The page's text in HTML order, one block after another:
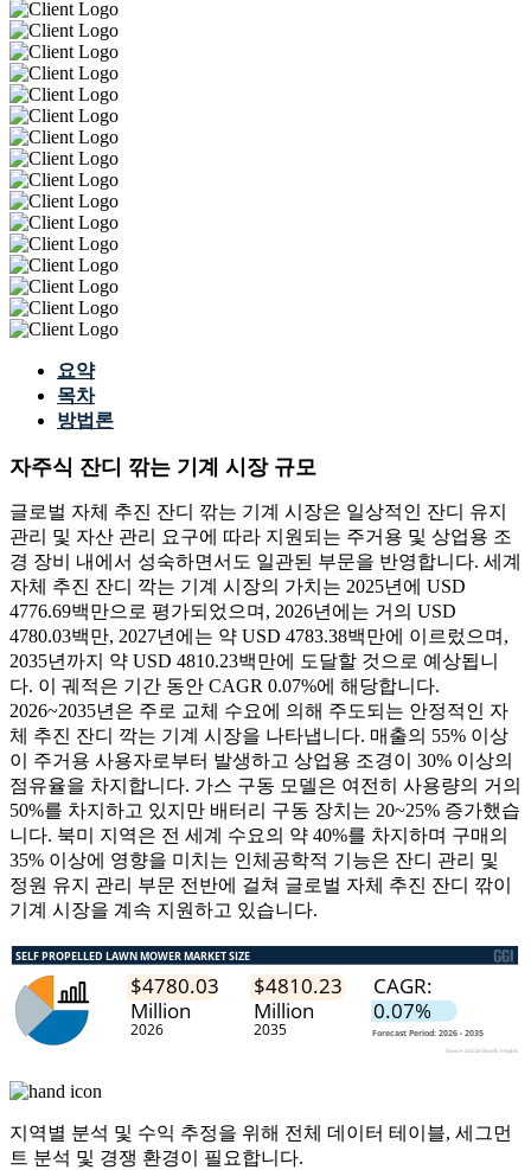
요약
목차
방법론
자주식 잔디 깎는 기계 시장 규모
글로벌 자체 추진 잔디 깎는 기계 시장은 일상적인 잔디 유지
관리 및 자산 관리 요구에 따라 지원되는 주거용 및 상업용 조
경 장비 내에서 성숙하면서도 일관된 부문을 반영합니다. 세계
자체 추진 잔디 깍는 기계 시장의 가치는 2025년에 USD
4776.69백만으로 평가되었으며, 2026년에는 거의 USD
4780.03백만, 2027년에는 약 USD 4783.38백만에 이르렀으며,
2035년까지 약 USD 4810.23백만에 도달할 것으로 예상됩니
다. 이 궤적은 기간 동안 CAGR 0.07%에 해당합니다.
2026~2035년은 주로 교체 수요에 의해 주도되는 안정적인 자
체 추진 잔디 깍는 기계 시장을 나타냅니다. 매출의 55% 이상
이 주거용 사용자로부터 발생하고 상업용 조경이 30% 이상의
점유율을 차지합니다. 가스 구동 모델은 여전히 ​​사용량의 거의
50%를 차지하고 있지만 배터리 구동 장치는 20~25% 증가했습
니다. 북미 지역은 전 세계 수요의 약 40%를 차지하며 구매의
35% 이상에 영향을 미치는 인체공학적 기능은 잔디 관리 및
정원 유지 관리 부문 전반에 걸쳐 글로벌 자체 추진 잔디 깎이
기계 시장을 계속 지원하고 있습니다.
지역별 분석 및 수익 추정을 위해 전체 데이터 테이블, 세그먼
트 분석 및 경쟁 환경이 필요합니다.